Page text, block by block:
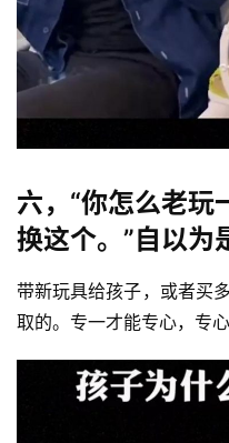
六，“你怎么老玩
换这个。”自以为
带新玩具给孩子，或者买
取的。专一才能专心，专心